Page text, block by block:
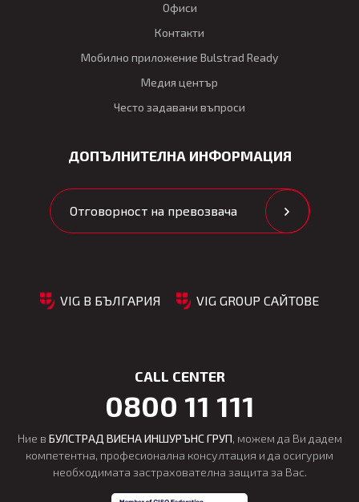
Офиси
Контакти
Мобилно приложение Bulstrad Ready
Медия център
Често задавани въпроси
ДОПЪЛНИТЕЛНА ИНФОРМАЦИЯ
Отговорност на превозвача
VIG В БЪЛГАРИЯ VIG GROUP САЙТОВЕ
CALL CENTER
0800 11 111
Ние в БУЛСТРАД ВИЕНА ИНШУРЪНС ГРУП, можем да Ви дадем
компетентна, професионална консултация и да осигурим
необходимата застрахователна защита за Вас.